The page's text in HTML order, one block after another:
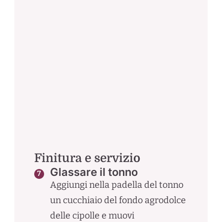
Finitura e servizio
Glassare il tonno
Aggiungi nella padella del tonno
un cucchiaio del fondo agrodolce
delle cipolle e muovi